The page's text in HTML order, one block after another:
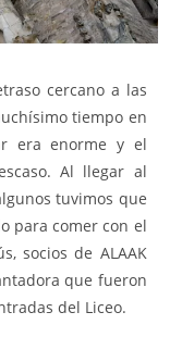
cercano a las
tiempo en
era enorme y el
Al llegar al
tuvimos que
para comer con el
socios de ALAAK
que fueron
del Liceo.